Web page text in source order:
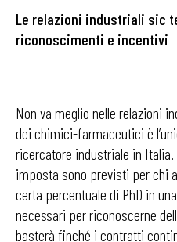
Le relazioni industriali sic
riconoscimenti e incentivi
Non va meglio nelle relazioni
dei chimici-farmaceutici è
ricercatore industriale in
imposta sono previsti per chi
certa percentuale di PhD in
necessari per riconoscerne
basterà finché i contratti